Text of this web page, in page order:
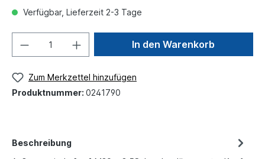
Verfügbar, Lieferzeit 2-3 Tage
In den Warenkorb
Zum Merkzettel hinzufügen
Produktnummer: 0241790
Beschreibung